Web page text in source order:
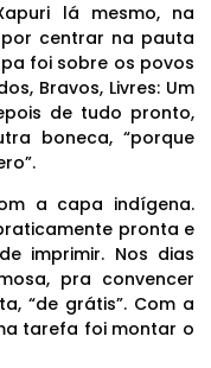
lá mesmo, na
por centrar na pauta
foi sobre os povos
Bravos, Livres: Um
de tudo pronto,
boneca, “porque
a capa indígena.
pronta e
imprimir. Nos dias
pra convencer
“de grátis”. Com a
tarefa foi montar o